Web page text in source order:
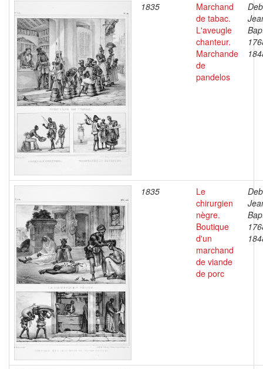
1835
Marchand
de tabac.
L'aveugle
chanteur.
Marchande
de
pandelos
1835
Le
chirurgien
nègre.
Boutique
d'un
marchand
de viande
de porc